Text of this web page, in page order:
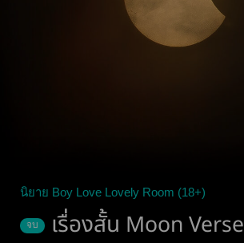
นิยาย Boy Love Lovely Room (18+)
จบ เรื่องสั้น Moon Verse